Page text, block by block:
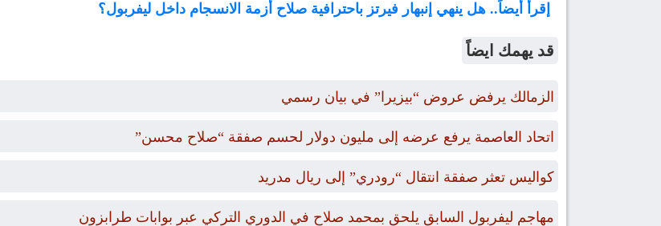
إقرأ أيضاً.. هل ينهي إنبهار فيرتز باحترافية صلاح أزمة الانسجام داخل ليفربول؟
قد يهمك ايضاً
الزمالك يرفض عروض “بيزيرا” في بيان رسمي
اتحاد العاصمة يرفع عرضه إلى مليون دولار لحسم صفقة “صلاح محسن”
كواليس تعثر صفقة انتقال “رودري” إلى ريال مدريد
مهاجم ليفربول السابق يلحق بمحمد صلاح في الدوري التركي عبر بوابات طرابزون